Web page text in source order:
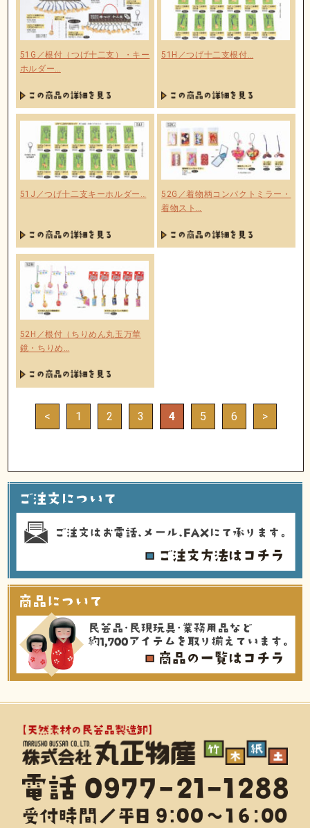
51G／根付（つげ十二支）・キー
ホルダー…
51H／つげ十二支根付…
51J／つげ十二支キーホルダー…
52G／着物柄コンパクトミラー・
着物スト…
52H／根付（ちりめん丸玉万華
鏡・ちりめ…
< 1 2 3 4 5 6 >